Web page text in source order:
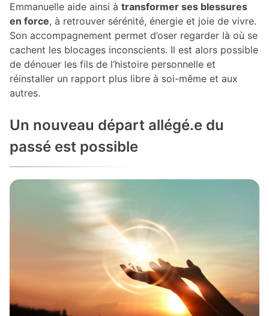
Emmanuelle aide ainsi à transformer ses blessures
en force, à retrouver sérénité, énergie et joie de vivre.
Son accompagnement permet d’oser regarder là où se
cachent les blocages inconscients. Il est alors possible
de dénouer les fils de l’histoire personnelle et
réinstaller un rapport plus libre à soi-même et aux
autres.
Un nouveau départ allégé.e du
passé est possible